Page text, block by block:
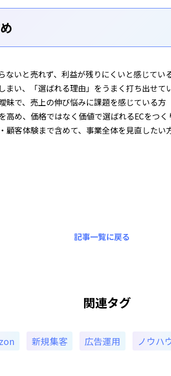
ないと売れず、利益が残りにくいと感じてい
まい、「選ばれる理由」をうまく打ち出せて
昧で、売上の伸び悩みに課題を感じている方
高め、価格ではなく価値で選ばれるECをつ
顧客体験まで含めて、事業全体を見直したい
記事一覧に戻る
関連タグ
新規集客 広告運用 ノウハ